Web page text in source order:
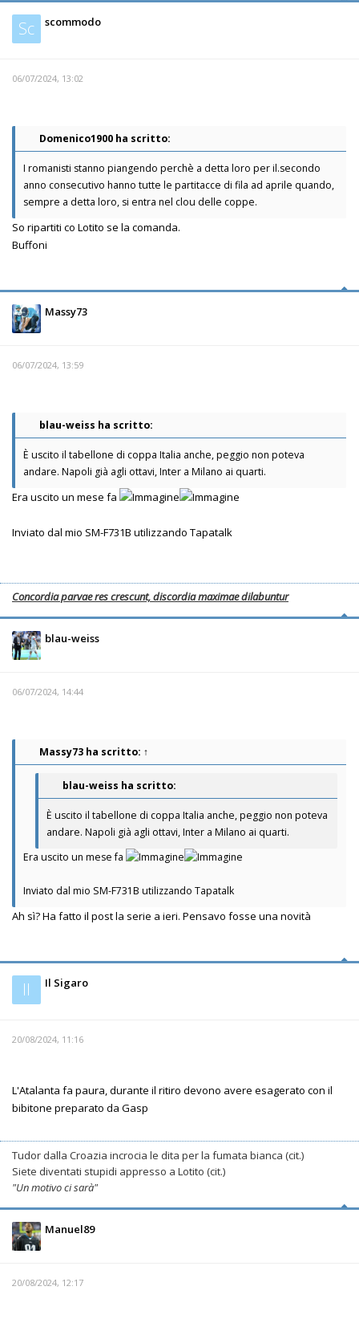
Sc scommodo
06/07/2024, 13:02
Domenico1900 ha scritto:
I romanisti stanno piangendo perchè a detta loro per il.secondo
anno consecutivo hanno tutte le partitacce di fila ad aprile quando,
sempre a detta loro, si entra nel clou delle coppe.
So ripartiti co Lotito se la comanda.
Buffoni
Massy73
06/07/2024, 13:59
blau-weiss ha scritto:
È uscito il tabellone di coppa Italia anche, peggio non poteva
andare. Napoli già agli ottavi, Inter a Milano ai quarti.
Era uscito un mese fa
Inviato dal mio SM-F731B utilizzando Tapatalk
Concordia parvae res crescunt, discordia maximae dilabuntur
blau-weiss
06/07/2024, 14:44
Massy73 ha scritto: ↑
blau-weiss ha scritto:
È uscito il tabellone di coppa Italia anche, peggio non poteva
andare. Napoli già agli ottavi, Inter a Milano ai quarti.
Era uscito un mese fa
Inviato dal mio SM-F731B utilizzando Tapatalk
Ah sì? Ha fatto il post la serie a ieri. Pensavo fosse una novità
Il Il Sigaro
20/08/2024, 11:16
L'Atalanta fa paura, durante il ritiro devono avere esagerato con il
bibitone preparato da Gasp
Tudor dalla Croazia incrocia le dita per la fumata bianca (cit.)
Siete diventati stupidi appresso a Lotito (cit.)
"Un motivo ci sarà"
Manuel89
20/08/2024, 12:17